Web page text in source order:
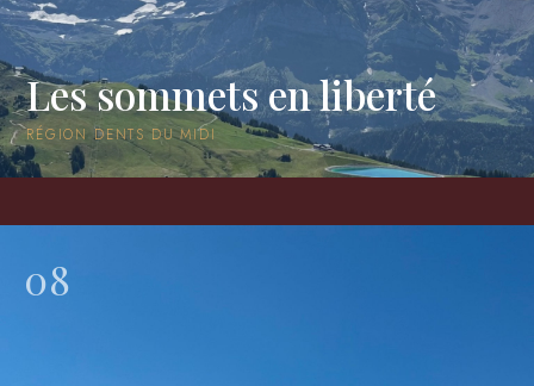
Les sommets en liberté
RÉGION DENTS DU MIDI
08